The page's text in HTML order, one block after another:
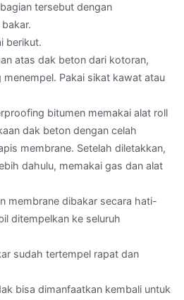
tersebut dengan
berikut.
atas dak beton dari kotoran,
Pakai sikat kawat atau
bitumen memakai alat roll
dak beton dengan celah
membrane. Setelah diletakkan,
dahulu, memakai gas dan alat
membrane dibakar secara hati-
ditempelkan ke seluruh
sudah tertempel rapat dan
bisa dimanfaatkan kembali untuk